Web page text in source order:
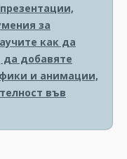
за
как да
да добавяте
и анимации,
във